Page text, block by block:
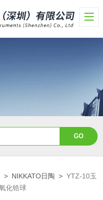
> NIKKATO日陶 >YTZ-10玉
化锆球